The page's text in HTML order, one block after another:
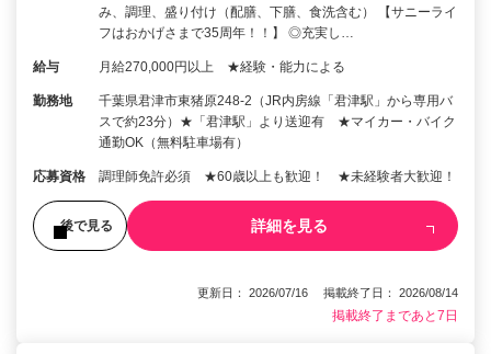
み、調理、盛り付け（配膳、下膳、食洗含む） 【サニーライ
フはおかげさまで35周年！！】 ◎充実し…
給与 月給270,000円以上 ★経験・能力による
勤務地
千葉県君津市東猪原248-2（JR内房線「君津駅」から専用バ
スで約23分）★「君津駅」より送迎有 ★マイカー・バイク
通勤OK（無料駐車場有）
応募資格 調理師免許必須 ★60歳以上も歓迎！ ★未経験者大歓迎！
後で見る 詳細を見る
更新日： 2026/07/16 掲載終了日： 2026/08/14
掲載終了まであと7日